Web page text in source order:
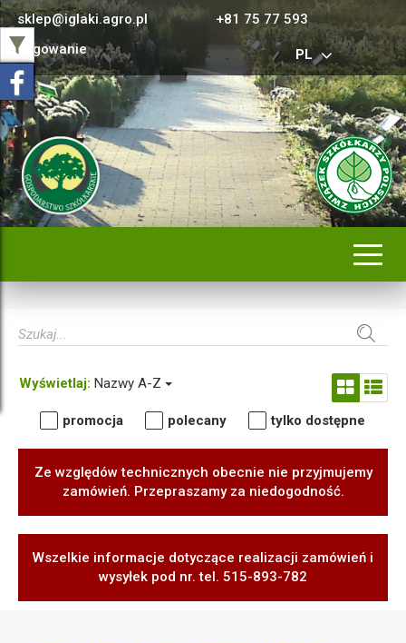
sklep@iglaki.agro.pl
+81 75 77 593
Logowanie
PL
Wyświetlaj: Nazwy A-Z
promocja polecany tylko dostępne
Ze względów technicznych obecnie nie przyjmujemy
zamówień. Przepraszamy za niedogodność.
Wszelkie informacje dotyczące realizacji zamówień i
wysyłek pod nr. tel. 515-893-782